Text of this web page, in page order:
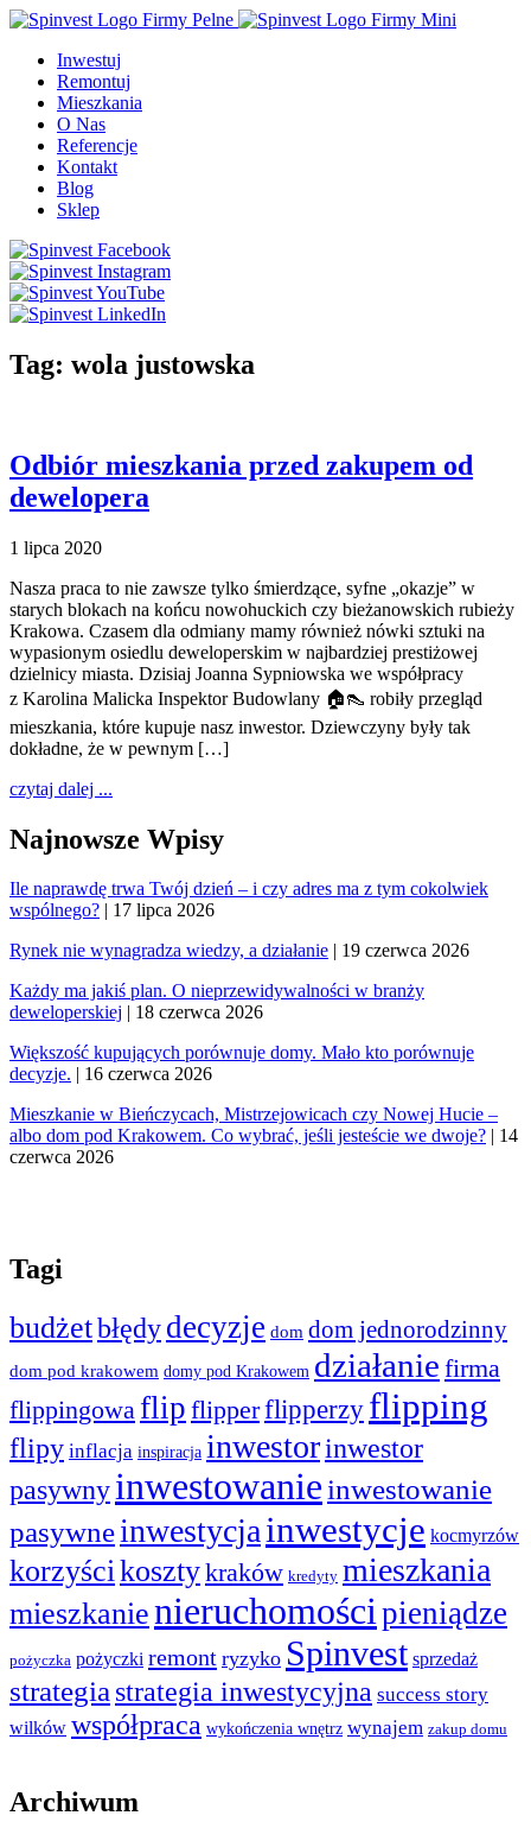
Inwestuj
Remontuj
Mieszkania
O Nas
Referencje
Kontakt
Blog
Sklep
Tag: wola justowska
Odbiór mieszkania przed zakupem od
dewelopera
1 lipca 2020
Nasza praca to nie zawsze tylko śmierdzące, syfne „okazje” w
starych blokach na końcu nowohuckich czy bieżanowskich rubieży
Krakowa. Czasem dla odmiany mamy również nówki sztuki na
wypasionym osiedlu deweloperskim w najbardziej prestiżowej
dzielnicy miasta. Dzisiaj Joanna Sypniowska we współpracy
z Karolina Malicka Inspektor Budowlany 🏠👠 robiły przegląd
mieszkania, które kupuje nasz inwestor. Dziewczyny były tak
dokładne, że w pewnym […]
czytaj dalej ...
Najnowsze Wpisy
Ile naprawdę trwa Twój dzień – i czy adres ma z tym cokolwiek
wspólnego? | 17 lipca 2026
Rynek nie wynagradza wiedzy, a działanie | 19 czerwca 2026
Każdy ma jakiś plan. O nieprzewidywalności w branży
deweloperskiej | 18 czerwca 2026
Większość kupujących porównuje domy. Mało kto porównuje
decyzje. | 16 czerwca 2026
Mieszkanie w Bieńczycach, Mistrzejowicach czy Nowej Hucie –
albo dom pod Krakowem. Co wybrać, jeśli jesteście we dwoje? | 14
czerwca 2026
Tagi
budżetbłędydecyzje dom dom jednorodzinny
dom pod krakowem domy pod Krakowem działanie firma
flippingowaflip flipperflipperzy flipping
flipy inflacja inspiracja inwestorinwestor
pasywnyinwestowanie inwestowanie
pasywneinwestycjainwestycje kocmyrzów
korzyścikosztykraków kredyty mieszkania
mieszkanienieruchomościpieniądze
pożyczka pożyczki remont ryzyko Spinvest sprzedaż
strategia strategia inwestycyjna success story
wilków współpraca wykończenia wnętrz wynajem zakup domu
Archiwum